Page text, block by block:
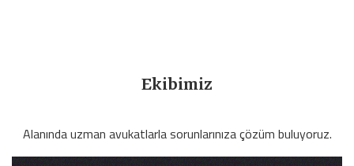
Ekibimiz
Alanında uzman avukatlarla sorunlarınıza çözüm buluyoruz.